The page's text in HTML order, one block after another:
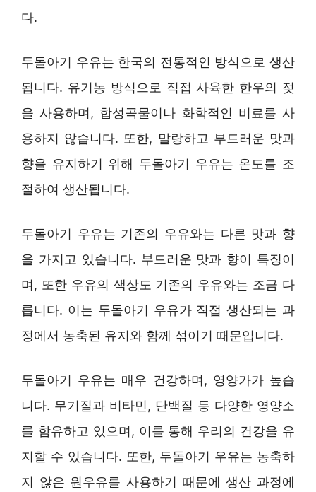
다.
두돌아기 우유는 한국의 전통적인 방식으로 생산
됩니다. 유기농 방식으로 직접 사육한 한우의 젖
을 사용하며, 합성곡물이나 화학적인 비료를 사
용하지 않습니다. 또한, 말랑하고 부드러운 맛과
향을 유지하기 위해 두돌아기 우유는 온도를 조
절하여 생산됩니다.
두돌아기 우유는 기존의 우유와는 다른 맛과 향
을 가지고 있습니다. 부드러운 맛과 향이 특징이
며, 또한 우유의 색상도 기존의 우유와는 조금 다
릅니다. 이는 두돌아기 우유가 직접 생산되는 과
정에서 농축된 유지와 함께 섞이기 때문입니다.
두돌아기 우유는 매우 건강하며, 영양가가 높습
니다. 무기질과 비타민, 단백질 등 다양한 영양소
를 함유하고 있으며, 이를 통해 우리의 건강을 유
지할 수 있습니다. 또한, 두돌아기 우유는 농축하
지 않은 원우유를 사용하기 때문에 생산 과정에